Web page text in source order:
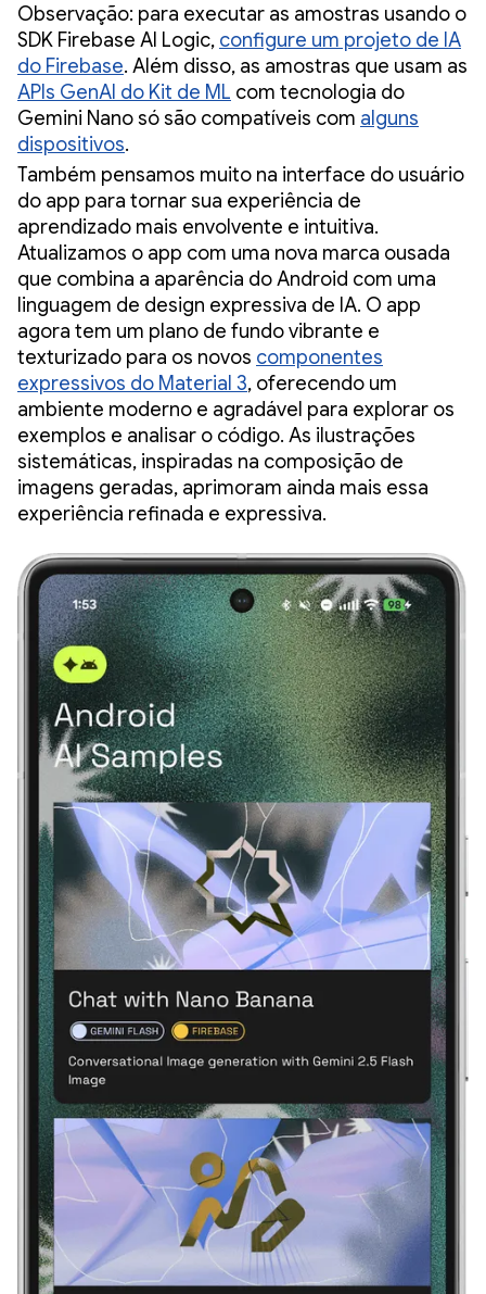
Observação: para executar as amostras usando o
SDK Firebase AI Logic, configure um projeto de IA
do Firebase. Além disso, as amostras que usam as
APIs GenAI do Kit de ML com tecnologia do
Gemini Nano só são compatíveis com alguns
dispositivos.
Também pensamos muito na interface do usuário
do app para tornar sua experiência de
aprendizado mais envolvente e intuitiva.
Atualizamos o app com uma nova marca ousada
que combina a aparência do Android com uma
linguagem de design expressiva de IA. O app
agora tem um plano de fundo vibrante e
texturizado para os novos componentes
expressivos do Material 3, oferecendo um
ambiente moderno e agradável para explorar os
exemplos e analisar o código. As ilustrações
sistemáticas, inspiradas na composição de
imagens geradas, aprimoram ainda mais essa
experiência refinada e expressiva.